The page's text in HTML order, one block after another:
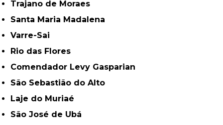
Trajano de Moraes
Santa Maria Madalena
Varre-Sai
Rio das Flores
Comendador Levy Gasparian
São Sebastião do Alto
Laje do Muriaé
São José de Ubá